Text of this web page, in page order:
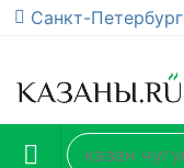
Санкт-Петербург